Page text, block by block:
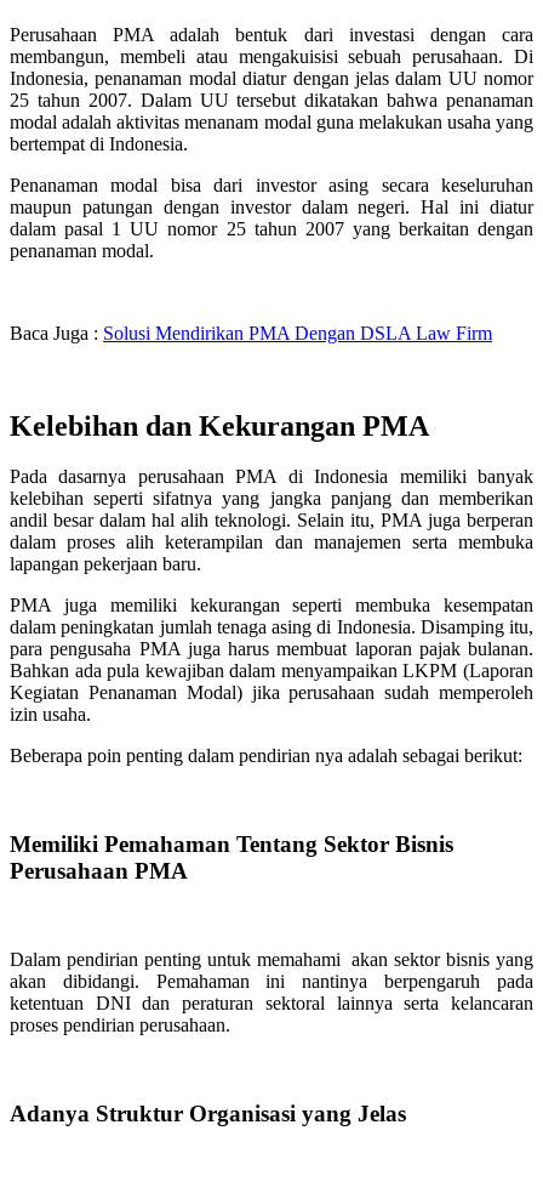
Perusahaan PMA adalah bentuk dari investasi dengan cara
membangun, membeli atau mengakuisisi sebuah perusahaan. Di
Indonesia, penanaman modal diatur dengan jelas dalam UU nomor
25 tahun 2007. Dalam UU tersebut dikatakan bahwa penanaman
modal adalah aktivitas menanam modal guna melakukan usaha yang
bertempat di Indonesia.
Penanaman modal bisa dari investor asing secara keseluruhan
maupun patungan dengan investor dalam negeri. Hal ini diatur
dalam pasal 1 UU nomor 25 tahun 2007 yang berkaitan dengan
penanaman modal.
Baca Juga : Solusi Mendirikan PMA Dengan DSLA Law Firm
Kelebihan dan Kekurangan PMA
Pada dasarnya perusahaan PMA di Indonesia memiliki banyak
kelebihan seperti sifatnya yang jangka panjang dan memberikan
andil besar dalam hal alih teknologi. Selain itu, PMA juga berperan
dalam proses alih keterampilan dan manajemen serta membuka
lapangan pekerjaan baru.
PMA juga memiliki kekurangan seperti membuka kesempatan
dalam peningkatan jumlah tenaga asing di Indonesia. Disamping itu,
para pengusaha PMA juga harus membuat laporan pajak bulanan.
Bahkan ada pula kewajiban dalam menyampaikan LKPM (Laporan
Kegiatan Penanaman Modal) jika perusahaan sudah memperoleh
izin usaha.
Beberapa poin penting dalam pendirian nya adalah sebagai berikut:
Memiliki Pemahaman Tentang Sektor Bisnis
Perusahaan PMA
Dalam pendirian penting untuk memahami akan sektor bisnis yang
akan dibidangi. Pemahaman ini nantinya berpengaruh pada
ketentuan DNI dan peraturan sektoral lainnya serta kelancaran
proses pendirian perusahaan.
Adanya Struktur Organisasi yang Jelas